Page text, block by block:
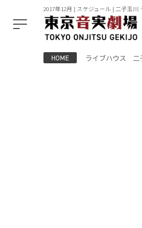
2017年12月 | スケジュール | 二子玉
HOME ライブハウス 二